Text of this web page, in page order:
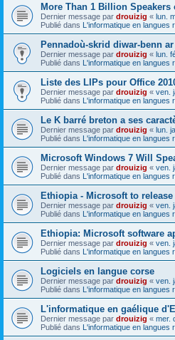
More Than 1 Billion Speakers
Dernier message par drouizig « lun.
Publié dans L'informatique en langues
Pennadoù-skrid diwar-benn
Dernier message par drouizig « lun.
Publié dans L'informatique en langues
Liste des LIPs pour Office
Dernier message par drouizig « ven.
Publié dans L'informatique en langues
Le K barré breton a ses
Dernier message par drouizig « lun.
Publié dans L'informatique en langues
Microsoft Windows 7 Will
Dernier message par drouizig « ven.
Publié dans L'informatique en langues
Ethiopia - Microsoft to
Dernier message par drouizig « ven.
Publié dans L'informatique en langues
Ethiopia: Microsoft software
Dernier message par drouizig « ven.
Publié dans L'informatique en langues
Logiciels en langue corse
Dernier message par drouizig « ven.
Publié dans L'informatique en langues
L'informatique en gaélique
Dernier message par drouizig « mer.
Publié dans L'informatique en langues